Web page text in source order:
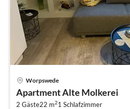
Worpswede
Apartment Alte Molkerei
2 Gäste22 m21 Schlafzimmer